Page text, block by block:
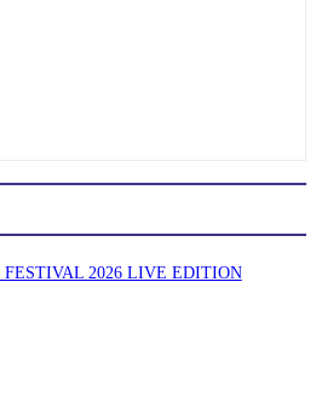
FESTIVAL 2026 LIVE EDITION